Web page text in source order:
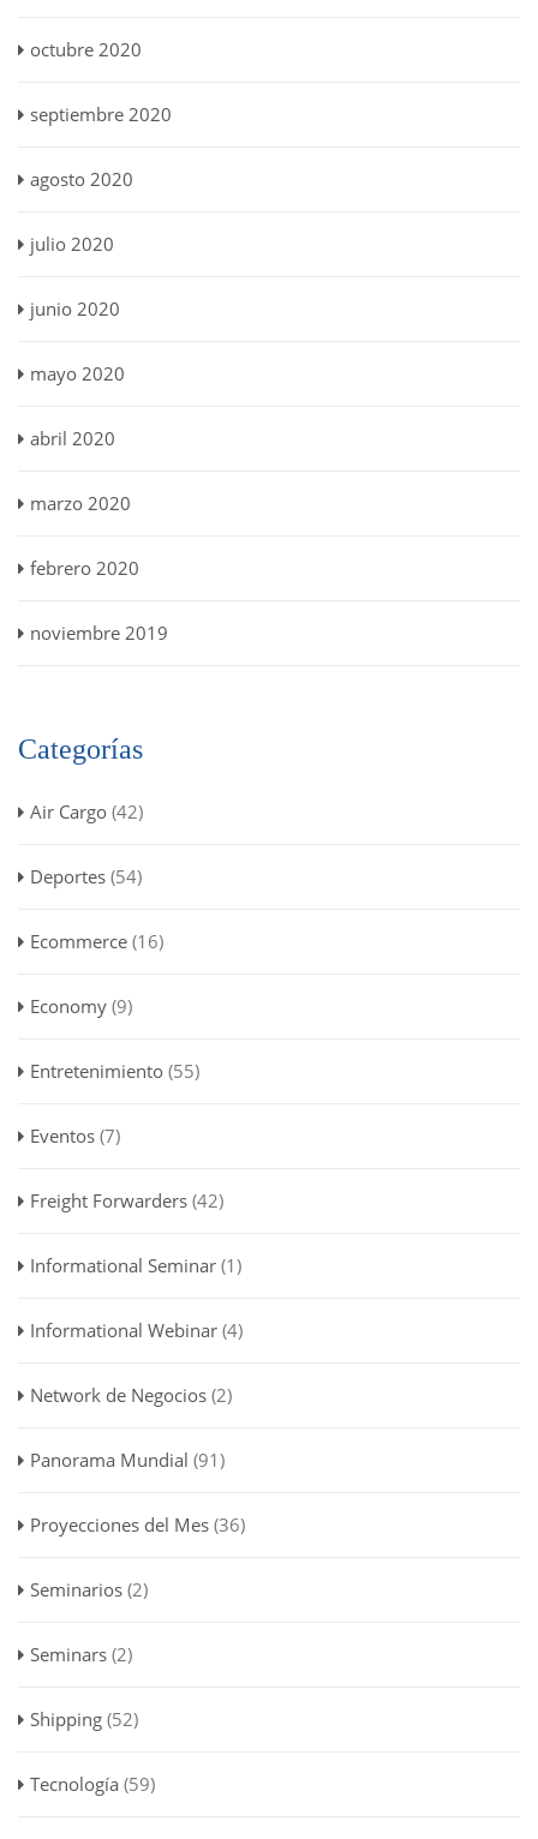
octubre 2020
septiembre 2020
agosto 2020
julio 2020
junio 2020
mayo 2020
abril 2020
marzo 2020
febrero 2020
noviembre 2019
Categorías
Air Cargo (42)
Deportes (54)
Ecommerce (16)
Economy (9)
Entretenimiento (55)
Eventos (7)
Freight Forwarders (42)
Informational Seminar (1)
Informational Webinar (4)
Network de Negocios (2)
Panorama Mundial (91)
Proyecciones del Mes (36)
Seminarios (2)
Seminars (2)
Shipping (52)
Tecnología (59)